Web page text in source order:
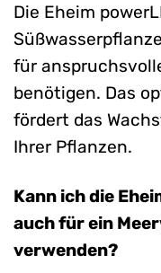
Die Eheim
für
benötigen. Das
fördert das
Ihrer Pflanzen.
Kann ich die
auch für ein
verwenden?